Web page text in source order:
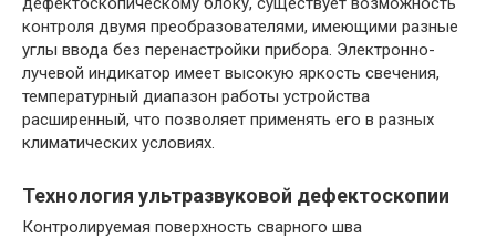
контроля двумя преобразователями, имеющими разные
углы ввода без перенастройки прибора. Электронно-
лучевой индикатор имеет высокую яркость свечения,
температурный диапазон работы устройства
расширенный, что позволяет применять его в разных
климатических условиях.
Технология ультразвуковой дефектоскопии
Контролируемая поверхность сварного шва